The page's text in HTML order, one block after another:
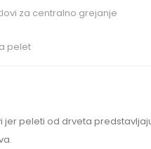
za centralno grejanje
pelet
jer peleti od drveta